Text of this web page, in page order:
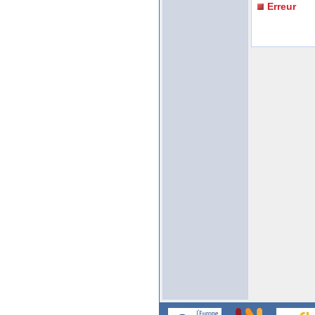
Erreur